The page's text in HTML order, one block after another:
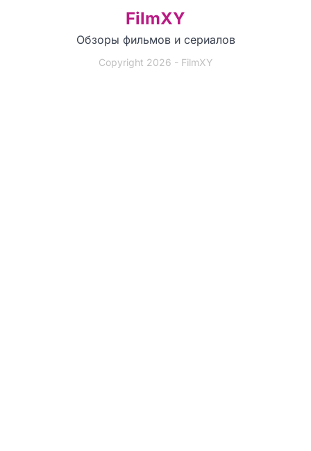
FilmXY
Обзоры фильмов и сериалов
Copyright 2026 - FilmXY